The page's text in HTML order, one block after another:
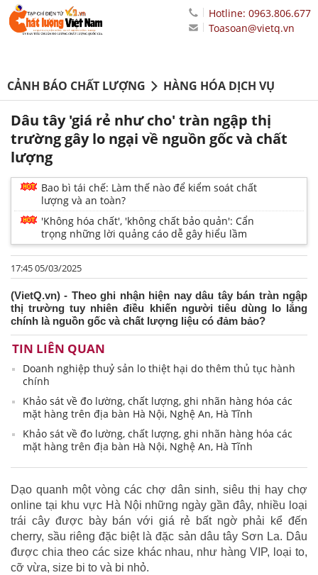
Hotline: 0963.806.677
Toasoan@vietq.vn
CẢNH BÁO CHẤT LƯỢNG HÀNG HÓA DỊCH VỤ
Dâu tây 'giá rẻ như cho' tràn ngập thị
trường gây lo ngại về nguồn gốc và chất
lượng
Bao bì tái chế: Làm thế nào để kiểm soát chất
lượng và an toàn?
'Không hóa chất', 'không chất bảo quản': Cẩn
trọng những lời quảng cáo dễ gây hiểu lầm
17:45 05/03/2025
(VietQ.vn) - Theo ghi nhận hiện nay dâu tây bán tràn ngập
thị trường tuy nhiên điều khiến người tiêu dùng lo lắng
chính là nguồn gốc và chất lượng liệu có đảm bảo?
TIN LIÊN QUAN
Doanh nghiệp thuỷ sản lo thiệt hại do thêm thủ tục hành
chính
Khảo sát về đo lường, chất lượng, ghi nhãn hàng hóa các
mặt hàng trên địa bàn Hà Nội, Nghệ An, Hà Tĩnh
Khảo sát về đo lường, chất lượng, ghi nhãn hàng hóa các
mặt hàng trên địa bàn Hà Nội, Nghệ An, Hà Tĩnh
Dạo quanh một vòng các chợ dân sinh, siêu thị hay chợ
online tại khu vực Hà Nội những ngày gần đây, nhiều loại
trái cây được bày bán với giá rẻ bất ngờ phải kể đến
cherry, sầu riêng đặc biệt là đặc sản dâu tây Sơn La. Dâu
được chia theo các size khác nhau, như hàng VIP, loại to,
cỡ vừa, size bi to và bi nhỏ.